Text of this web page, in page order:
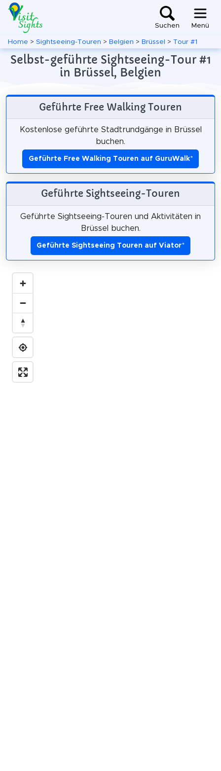
Suchen Menü
Home > Sightseeing-Touren > Belgien > Brüssel > Tour #1
Selbst-geführte Sightseeing-Tour #1
in Brüssel, Belgien
Geführte Free Walking Touren
Kostenlose geführte Stadtrundgänge in Brüssel
buchen.
Geführte Free Walking Touren auf GuruWalk*
Geführte Sightseeing-Touren
Geführte Sightseeing-Touren und Aktivitäten in
Brüssel buchen.
Geführte Sightseeing Touren auf Viator*